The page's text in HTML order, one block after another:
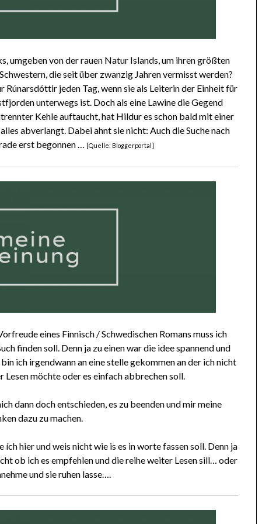
umgeben von der rauen Natur Islands, um ihren größten
die seit über zwanzig Jahren vermisst werden?
jeden Tag, wenn sie als Leiterin der Einheit für
unterwegs ist. Doch als eine Lawine die Gegend
Kehle auftaucht, hat Hildur es schon bald mit einer
abverlangt. Dabei ahnt sie nicht: Auch die Suche nach
erst begonnen … [Quelle: Bloggerportal]
eines Finnisch / Schwedischen Romans muss ich
finden soll. Denn ja zu einen war die idee spannend und
ich irgendwann an eine stelle gekommen an der ich nicht
Lesen möchte oder es einfach abbrechen soll.
dann doch entschieden, es zu beenden und mir meine
dazu zu machen.
hier und weis nicht wie is es in worte fassen soll. Denn ja
ob ich es empfehlen und die reihe weiter Lesen sill… oder
und sie ruhen lasse….